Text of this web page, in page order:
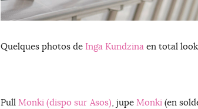
Quelques photos de Inga Kundzina en total look
Pull Monki (dispo sur Asos), jupe Monki (en